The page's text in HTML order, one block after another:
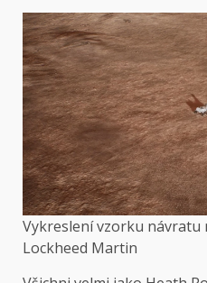
Vykreslení vzorku návratu
Lockheed Martin